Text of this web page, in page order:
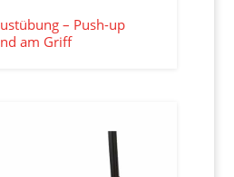
– Push-up
am Griff